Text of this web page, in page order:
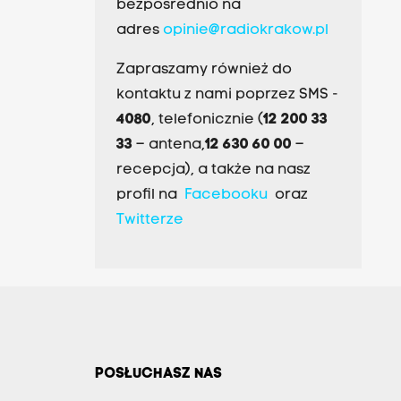
bezpośrednio na
adres opinie@radiokrakow.pl
Zapraszamy również do
kontaktu z nami poprzez SMS -
4080, telefonicznie (12 200 33
33– antena,12 630 60 00 –
recepcja), a także na nasz
profil na Facebookuoraz
Twitterze
POSŁUCHASZ NAS